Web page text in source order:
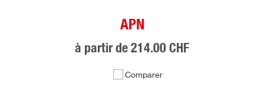
APN
à partir de 214.00 CHF
Comparer